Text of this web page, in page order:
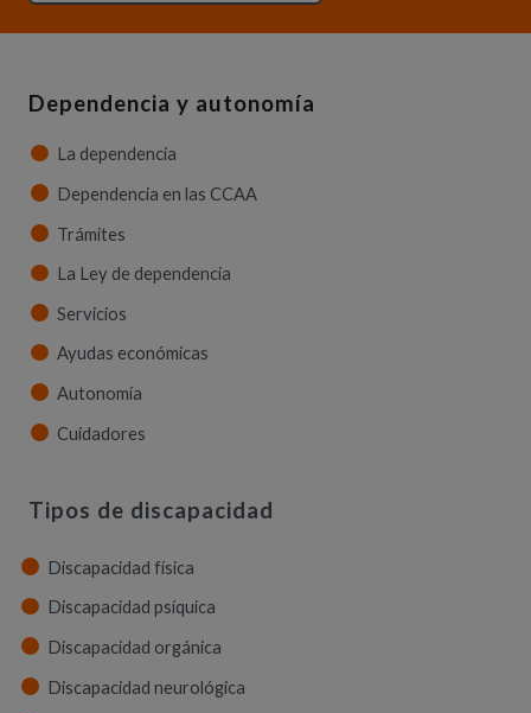
Dependencia y autonomía
La dependencia
Dependencia en las CCAA
Trámites
La Ley de dependencia
Servicios
Ayudas económicas
Autonomía
Cuidadores
Tipos de discapacidad
Discapacidad física
Discapacidad psíquica
Discapacidad orgánica
Discapacidad neurológica